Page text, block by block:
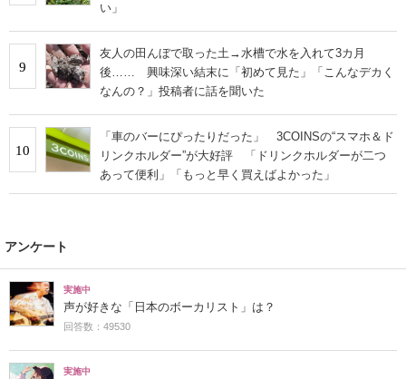
い」
9
友人の田んぼで取った土→水槽で水を入れて3カ月
後…… 興味深い結末に「初めて見た」「こんなデカく
なんの？」投稿者に話を聞いた
10
「車のバーにぴったりだった」 3COINSの“スマホ＆ド
リンクホルダー”が大好評 「ドリンクホルダーが二つ
あって便利」「もっと早く買えばよかった」
アンケート
実施中
声が好きな「日本のボーカリスト」は？
回答数：49530
実施中